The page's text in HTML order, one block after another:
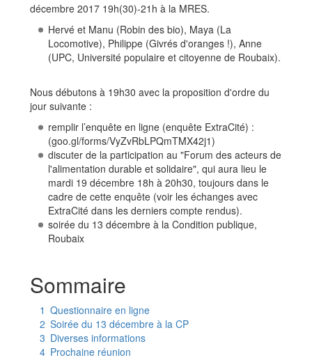
décembre 2017 19h(30)-21h à la MRES.
Hervé et Manu (Robin des bio), Maya (La
Locomotive), Philippe (Givrés d'oranges !), Anne
(UPC, Université populaire et citoyenne de Roubaix).
Nous débutons à 19h30 avec la proposition d'ordre du
jour suivante :
remplir l’enquête en ligne (enquête ExtraCité) :
(goo.gl/forms/VyZvRbLPQmTMX42j1)
discuter de la participation au "Forum des acteurs de
l'alimentation durable et solidaire", qui aura lieu le
mardi 19 décembre 18h à 20h30, toujours dans le
cadre de cette enquête (voir les échanges avec
ExtraCité dans les derniers compte rendus).
soirée du 13 décembre à la Condition publique,
Roubaix
Sommaire
1 Questionnaire en ligne
2 Soirée du 13 décembre à la CP
3 Diverses informations
4 Prochaine réunion